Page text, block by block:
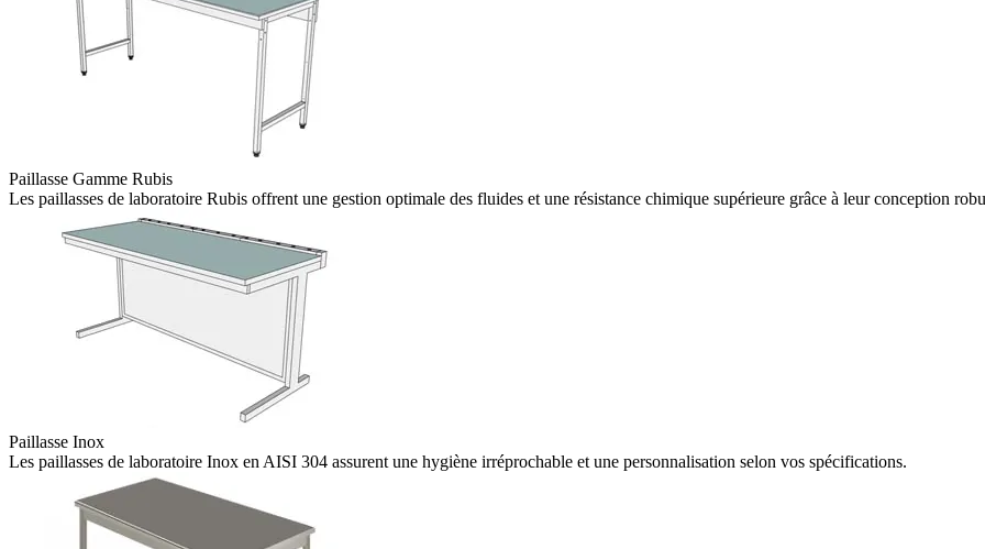
Paillasse Gamme Rubis
Les paillasses de laboratoire Rubis offrent une gestion optimale des fluides et une résistance chimique supérieure grâce à leur conception
Paillasse Inox
Les paillasses de laboratoire Inox en AISI 304 assurent une hygiène irréprochable et une personnalisation selon vos spécifications.